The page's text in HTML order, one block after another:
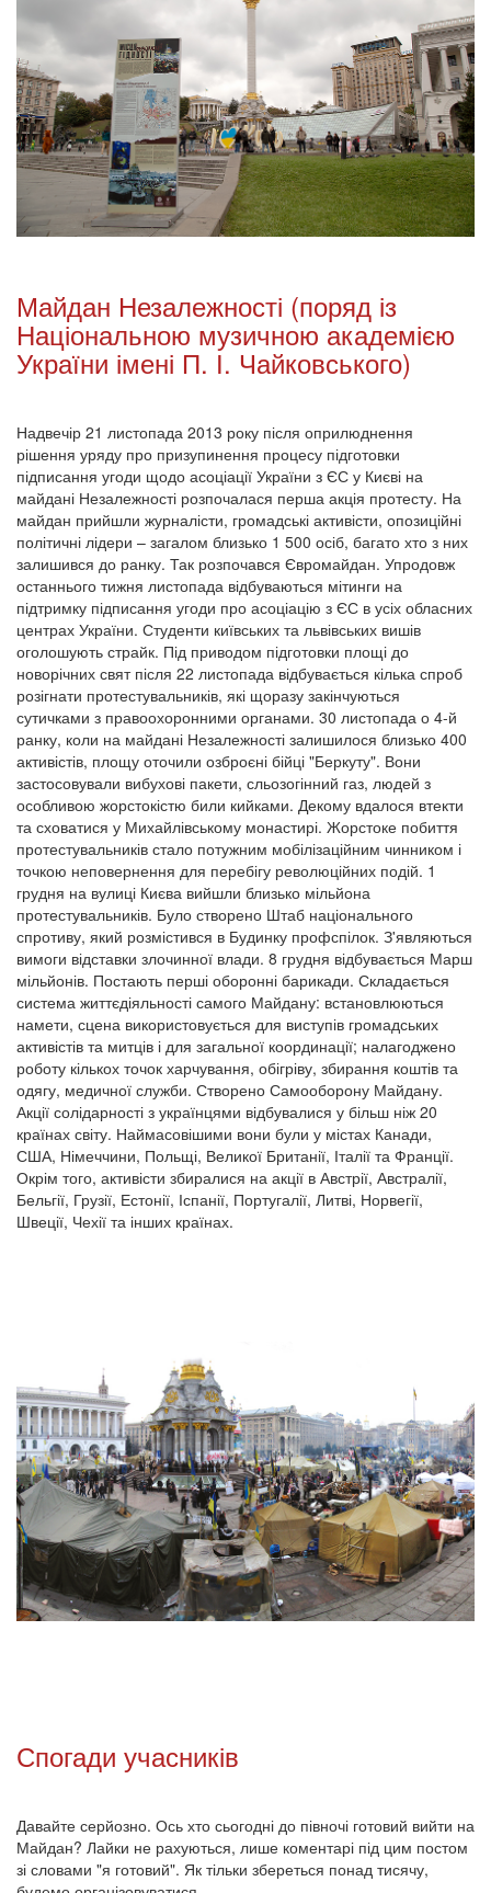
Майдан Незалежності (поряд із
Національною музичною академією
України імені П. І. Чайковського)
Надвечір 21 листопада 2013 року після оприлюднення
рішення уряду про призупинення процесу підготовки
підписання угоди щодо асоціації України з ЄС у Києві на
майдані Незалежності розпочалася перша акція протесту. На
майдан прийшли журналісти, громадські активісти, опозиційні
політичні лідери – загалом близько 1 500 осіб, багато хто з них
залишився до ранку. Так розпочався Євромайдан. Упродовж
останнього тижня листопада відбуваються мітинги на
підтримку підписання угоди про асоціацію з ЄС в усіх обласних
центрах України. Студенти київських та львівських вишів
оголошують страйк. Під приводом підготовки площі до
новорічних свят після 22 листопада відбувається кілька спроб
розігнати протестувальників, які щоразу закінчуються
сутичками з правоохоронними органами. 30 листопада о 4-й
ранку, коли на майдані Незалежності залишилося близько 400
активістів, площу оточили озброєні бійці "Беркуту". Вони
застосовували вибухові пакети, сльозогінний газ, людей з
особливою жорстокістю били кийками. Декому вдалося втекти
та сховатися у Михайлівському монастирі. Жорстоке побиття
протестувальників стало потужним мобілізаційним чинником і
точкою неповернення для перебігу революційних подій. 1
грудня на вулиці Києва вийшли близько мільйона
протестувальників. Було створено Штаб національного
спротиву, який розмістився в Будинку профспілок. З'являються
вимоги відставки злочинної влади. 8 грудня відбувається Марш
мільйонів. Постають перші оборонні барикади. Складається
система життєдіяльності самого Майдану: встановлюються
намети, сцена використовується для виступів громадських
активістів та митців і для загальної координації; налагоджено
роботу кількох точок харчування, обігріву, збирання коштів та
одягу, медичної служби. Створено Самооборону Майдану.
Акції солідарності з українцями відбувалися у більш ніж 20
країнах світу. Наймасовішими вони були у містах Канади,
США, Німеччини, Польщі, Великої Британії, Італії та Франції.
Окрім того, активісти збиралися на акції в Австрії, Австралії,
Бельгії, Грузії, Естонії, Іспанії, Португалії, Литві, Норвегії,
Швеції, Чехії та інших країнах.
Спогади учасників
Давайте серйозно. Ось хто сьогодні до півночі готовий вийти на
Майдан? Лайки не рахуються, лише коментарі під цим постом
зі словами "я готовий". Як тільки збереться понад тисячу,